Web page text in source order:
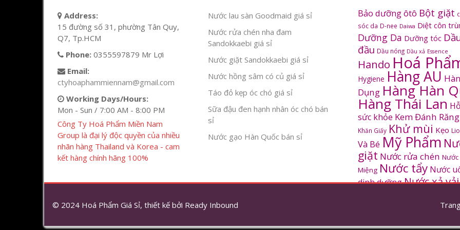
Address:
15 đường số 31, phường Tân Quy,
Q7, Tp.HCM
Phone: 0355597879 Mr Lợi
Email:
ctyhoaphammiennam@gmail.com
Working Days/Hours:
Mon - Sun / 7:00 AM - 8:00 PM
Công Ty Hoá Phẩm Miền Nam
Group là đại lý độc quyền của nhiều
nhãn hàng Thailand và Korea - cam
kết hàng chính hãng 100%
Nước lau sàn Goodmaid giá sỉ
Nước rửa chén nha đam
Sandokkaebi giá sỉ
Nước giặt Sandokkaebi giá sỉ
Nước hồng sâm có củ giá sỉ
Táo đỏ kẹp óc chó giá sỉ
Sữa đậu đen hạnh nhân óc chó bán
sỉ
Nước gạo Hàn Quốc bán sỉ
Bảo dưỡng ôtô Bột giặt
sóc da D-nee Daiwa Diệt côn
Dưỡng Da Dưỡng tóc
đầu Dầu nóng Dầu xả Essence
Hando Hoá
Hygiene Hàng AU
Dụng Hàng Hàn
Hàng Thái Lan
sức khỏe Kem Đánh Răng
Khăn Giấy Khử mùi Kẹo
Và Bé Mỹ Phẩm
giặt Nước rửa chén Nước
Miệng Nước tẩy Nước
dinh dưỡngNước xả vải
Sâm Hàn Quốc
© 2024 Hoá Phẩm Giá Sỉ, thiết kế bởi Ready Inbound